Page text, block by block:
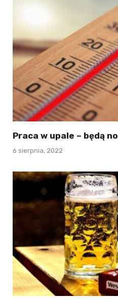
Praca w upale – będą
6 sierpnia, 2022